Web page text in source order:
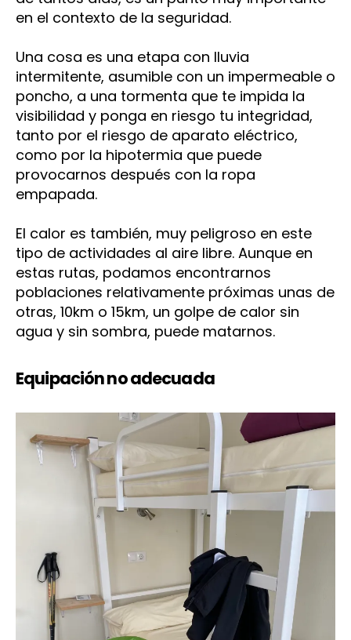
en el contexto de la seguridad.
Una cosa es una etapa con lluvia
intermitente, asumible con un impermeable o
poncho, a una tormenta que te impida la
visibilidad y ponga en riesgo tu integridad,
tanto por el riesgo de aparato eléctrico,
como por la hipotermia que puede
provocarnos después con la ropa
empapada.
El calor es también, muy peligroso en este
tipo de actividades al aire libre. Aunque en
estas rutas, podamos encontrarnos
poblaciones relativamente próximas unas de
otras, 10km o 15km, un golpe de calor sin
agua y sin sombra, puede matarnos.
Equipación no adecuada